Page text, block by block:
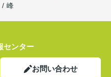
峰
センター
お問い合わせ